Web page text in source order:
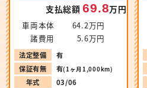
支払総額69.8万円
車両本体
64.2万円
諸費用
5.6万円
法定整備
有
保証有無
有(1ヶ月1,000km)
年式
03/06